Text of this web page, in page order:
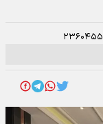
۲۳۶۰۴۵۵